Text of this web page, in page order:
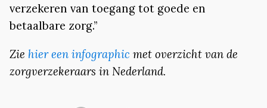
verzekeren van toegang tot goede en
betaalbare zorg.”
Zie hier een infographic met overzicht van de
zorgverzekeraars in Nederland.